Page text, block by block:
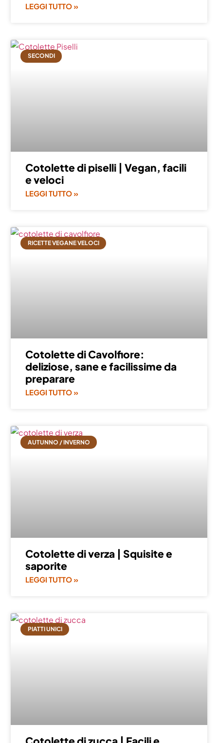
LEGGI TUTTO »
SECONDI
Cotolette di piselli | Vegan, facili
e veloci
LEGGI TUTTO »
RICETTE VEGANE VELOCI
Cotolette di Cavolfiore:
deliziose, sane e facilissime da
preparare
LEGGI TUTTO »
AUTUNNO / INVERNO
Cotolette di verza | Squisite e
saporite
LEGGI TUTTO »
PIATTI UNICI